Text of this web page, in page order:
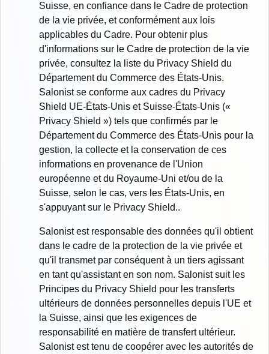
Suisse, en confiance dans le Cadre de protection
de la vie privée, et conformément aux lois
applicables du Cadre. Pour obtenir plus
d'informations sur le Cadre de protection de la vie
privée, consultez la liste du Privacy Shield du
Département du Commerce des États-Unis.
Salonist se conforme aux cadres du Privacy
Shield UE-États-Unis et Suisse-États-Unis («
Privacy Shield ») tels que confirmés par le
Département du Commerce des États-Unis pour la
gestion, la collecte et la conservation de ces
informations en provenance de l'Union
européenne et du Royaume-Uni et/ou de la
Suisse, selon le cas, vers les États-Unis, en
s'appuyant sur le Privacy Shield..
Salonist est responsable des données qu'il obtient
dans le cadre de la protection de la vie privée et
qu'il transmet par conséquent à un tiers agissant
en tant qu'assistant en son nom. Salonist suit les
Principes du Privacy Shield pour les transferts
ultérieurs de données personnelles depuis l'UE et
la Suisse, ainsi que les exigences de
responsabilité en matière de transfert ultérieur.
Salonist est tenu de coopérer avec les autorités de